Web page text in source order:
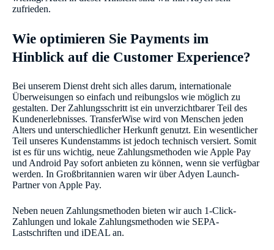
zufrieden.
Wie optimieren Sie Payments im
Hinblick auf die Customer Experience?
Bei unserem Dienst dreht sich alles darum, internationale
Überweisungen so einfach und reibungslos wie möglich zu
gestalten. Der Zahlungsschritt ist ein unverzichtbarer Teil des
Kundenerlebnisses. TransferWise wird von Menschen jeden
Alters und unterschiedlicher Herkunft genutzt. Ein wesentlicher
Teil unseres Kundenstamms ist jedoch technisch versiert. Somit
ist es für uns wichtig, neue Zahlungsmethoden wie Apple Pay
und Android Pay sofort anbieten zu können, wenn sie verfügbar
werden. In Großbritannien waren wir über Adyen Launch-
Partner von Apple Pay.
Neben neuen Zahlungsmethoden bieten wir auch 1-Click-
Zahlungen und lokale Zahlungsmethoden wie SEPA-
Lastschriften und iDEAL an.